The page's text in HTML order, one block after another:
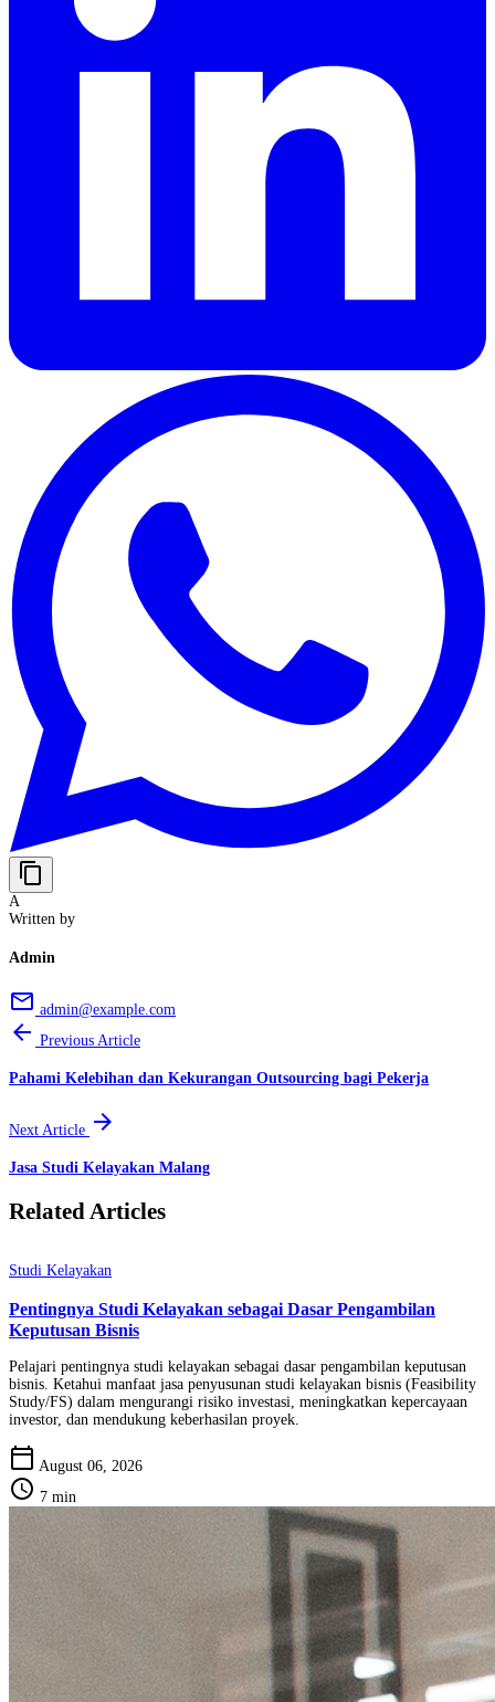
content_copy
A
Written by
Admin
email admin@example.com
arrow_back Previous Article
Pahami Kelebihan dan Kekurangan Outsourcing bagi Pekerja
Next Article arrow_forward
Jasa Studi Kelayakan Malang
Related Articles
Studi Kelayakan
Pentingnya Studi Kelayakan sebagai Dasar Pengambilan
Keputusan Bisnis
Pelajari pentingnya studi kelayakan sebagai dasar pengambilan keputusan
bisnis. Ketahui manfaat jasa penyusunan studi kelayakan bisnis (Feasibility
Study/FS) dalam mengurangi risiko investasi, meningkatkan kepercayaan
investor, dan mendukung keberhasilan proyek.
calendar_today August 06, 2026
schedule 7 min